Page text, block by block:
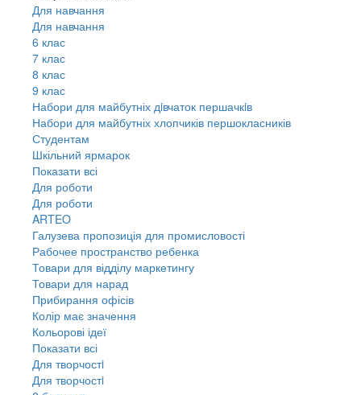
Для навчання
Для навчання
6 клас
7 клас
8 клас
9 клас
Набори для майбутніх дiвчаток першачкiв
Набори для майбутніх хлопчиків першокласників
Студентам
Шкільний ярмарок
Показати всі
Для роботи
Для роботи
ARTEO
Галузева пропозиція для промисловості
Рабочее пространство ребенка
Товари для відділу маркетингу
Товари для нарад
Прибирання офісів
Колір має значення
Кольорові ідеї
Показати всі
Для творчостi
Для творчостi